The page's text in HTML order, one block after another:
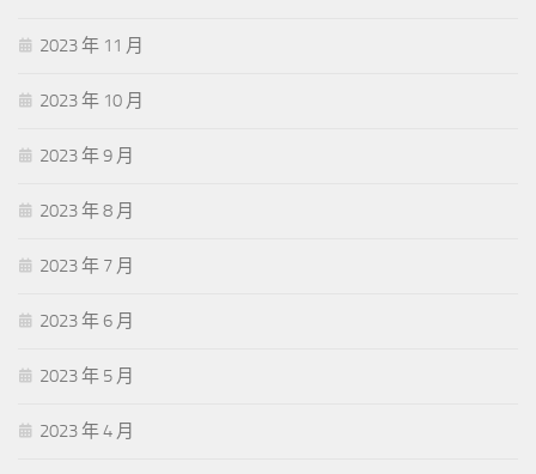
2023 年 11 月
2023 年 10 月
2023 年 9 月
2023 年 8 月
2023 年 7 月
2023 年 6 月
2023 年 5 月
2023 年 4 月